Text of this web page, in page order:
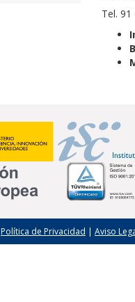
Tel. 91
Política de Privacidad | Aviso